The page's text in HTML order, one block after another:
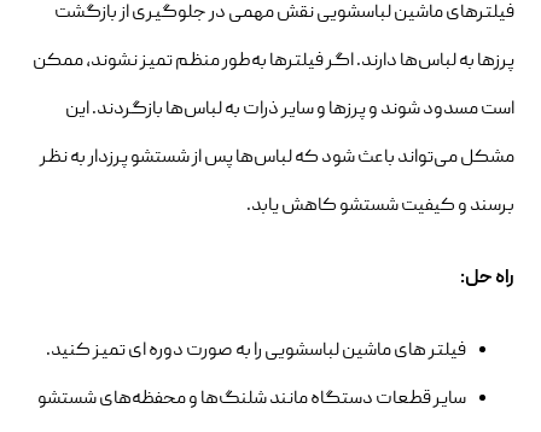
فیلترهای ماشین لباسشویی نقش مهمی در جلوگیری از بازگشت
پرزها به لباس‌ها دارند. اگر فیلترها به‌طور منظم تمیز نشوند، ممکن
است مسدود شوند و پرزها و سایر ذرات به لباس‌ها بازگردند. این
مشکل می‌تواند باعث شود که لباس‌ها پس از شستشو پرزدار به نظر
برسند و کیفیت شستشو کاهش یابد.
راه حل:
فیلتر های ماشین لباسشویی را به صورت دوره ای تمیز کنید.
سایر قطعات دستگاه مانند شلنگ‌ها و محفظه‌های شستشو